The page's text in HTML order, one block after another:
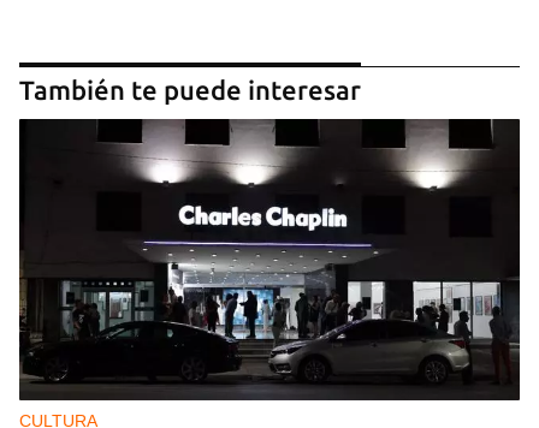
También te puede interesar
CULTURA